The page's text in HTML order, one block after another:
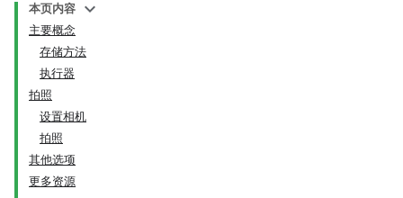
本页内容
主要概念
存储方法
执行器
拍照
设置相机
拍照
其他选项
更多资源